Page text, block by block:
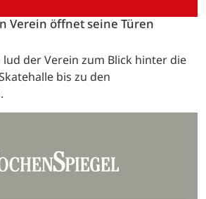
Verein öffnet seine Türen
lud der Verein zum Blick hinter die
bis zu den